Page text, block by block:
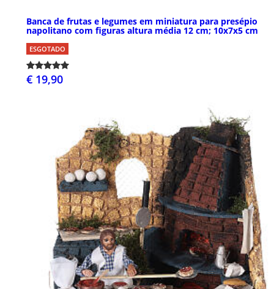
Banca de frutas e legumes em miniatura para presépio
napolitano com figuras altura média 12 cm; 10x7x5 cm
ESGOTADO
€ 19,90